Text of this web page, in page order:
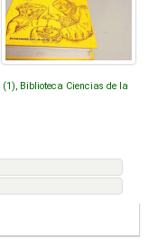
] (1), Biblioteca Ciencias de la